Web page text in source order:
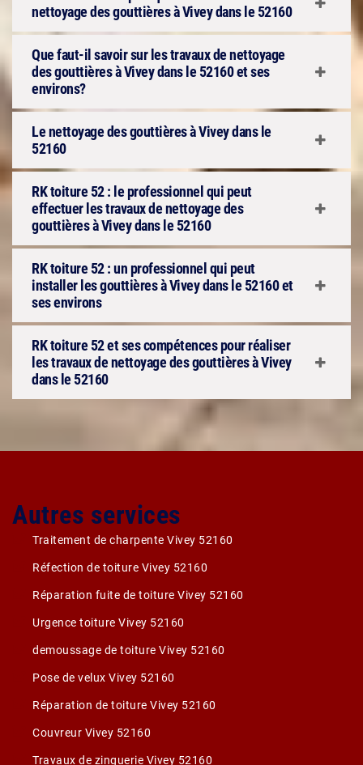
nettoyage des gouttières à Vivey dans le 52160
Que faut-il savoir sur les travaux de nettoyage
des gouttières à Vivey dans le 52160 et ses
environs?
Le nettoyage des gouttières à Vivey dans le
52160
RK toiture 52 : le professionnel qui peut
effectuer les travaux de nettoyage des
gouttières à Vivey dans le 52160
RK toiture 52 : un professionnel qui peut
installer les gouttières à Vivey dans le 52160 et
ses environs
RK toiture 52 et ses compétences pour réaliser
les travaux de nettoyage des gouttières à Vivey
dans le 52160
Autres services
Traitement de charpente Vivey 52160
Réfection de toiture Vivey 52160
Réparation fuite de toiture Vivey 52160
Urgence toiture Vivey 52160
demoussage de toiture Vivey 52160
Pose de velux Vivey 52160
Réparation de toiture Vivey 52160
Couvreur Vivey 52160
Travaux de zinguerie Vivey 52160